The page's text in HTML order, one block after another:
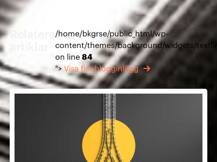
Relaterade/home/bkgrse/public_html/wp-
content/themes/background/widgets/
on line84
">Visa fler blogginlägg